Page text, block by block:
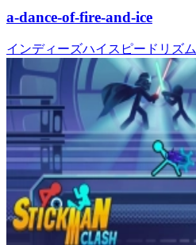
a-dance-of-fire-and-ice
インディーズハイスピード リズム